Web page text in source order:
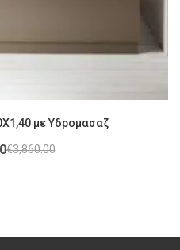
με Υδρομασαζ
€3,860.00